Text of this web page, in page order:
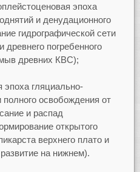
эпоха
и денудационного
гидрографической сети
древнего погребенного
древних КВС);
эпоха гляциально-
освобождения от
и распад
открытого
верхнего плато и
на нижнем).